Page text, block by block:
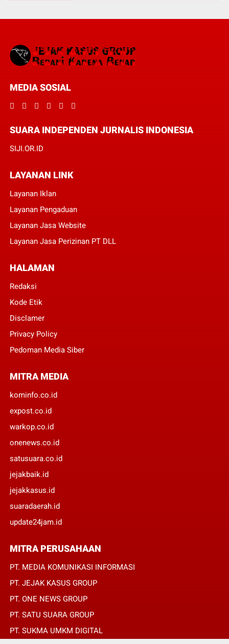
MEDIA SOSIAL
SUARA INDEPENDEN JURNALIS INDONESIA
SIJI.OR.ID
LAYANAN LINK
Layanan Iklan
Layanan Pengaduan
Layanan Jasa Website
Layanan Jasa Perizinan PT DLL
HALAMAN
Redaksi
Kode Etik
Disclamer
Privacy Policy
Pedoman Media Siber
MITRA MEDIA
kominfo.co.id
expost.co.id
warkop.co.id
onenews.co.id
satusuara.co.id
jejakbaik.id
jejakkasus.id
suaradaerah.id
update24jam.id
MITRA PERUSAHAAN
PT. MEDIA KOMUNIKASI INFORMASI
PT. JEJAK KASUS GROUP
PT. ONE NEWS GROUP
PT. SATU SUARA GROUP
PT. SUKMA UMKM DIGITAL